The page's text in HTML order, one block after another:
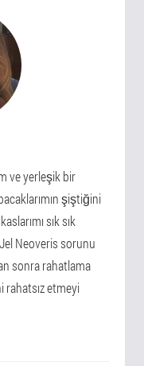
ve yerleşik bir
şiştiğini
sık sık
Neoveris sorunu
sonra rahatlama
etmeyi